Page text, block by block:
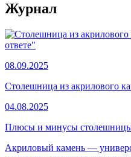
Журнал
08.09.2025
Столешница из акрилового
04.08.2025
Плюсы и минусы столешницы
Акриловый камень —